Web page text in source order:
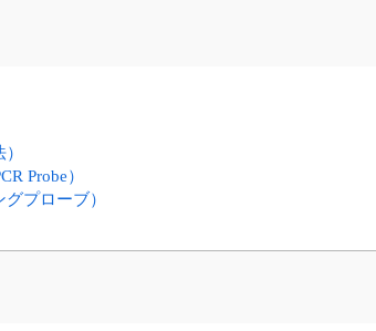
Probe）
プローブ）